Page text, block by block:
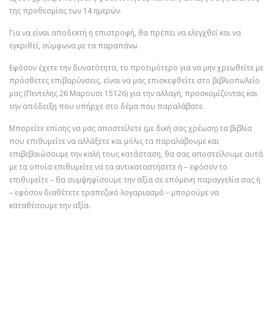
της προθεσμίας των 14 ημερών.
Για να είναι αποδεκτή η επιστροφή, θα πρέπει να ελεγχθεί και να
εγκριθεί, σύμφωνα με τα παραπάνω.
Εφόσον έχετε την δυνατότητα, το προτιμότερο για να μην χρεωθείτε με
πρόσθετες επιβαρύνσεις, είναι να μας επισκεφθείτε στο βιβλιοπωλείο
μας (Πεντελης 26 Μαρουσι 15126) για την αλλαγή, προσκομίζοντας και
την απόδειξη που υπήρχε στο δέμα που παραλάβατε.
Μπορείτε επίσης να μας αποστείλετε (με δική σας χρέωση) τα βιβλία
που επιθυμείτε να αλλάξετε και μόλις τα παραλάβουμε και
επιβεβαιώσουμε την καλή τους κατάσταση, θα σας αποστείλουμε αυτά
με τα οποία επιθυμείτε να τα αντικαταστήσετε ή – εφόσον το
επιθυμείτε – θα συμψηφίσουμε την αξία σε επόμενη παραγγελία σας ή
– εφόσον διαθέτετε τραπεζικό λογαριασμό – μπορούμε να
καταθέσουμε την αξία.